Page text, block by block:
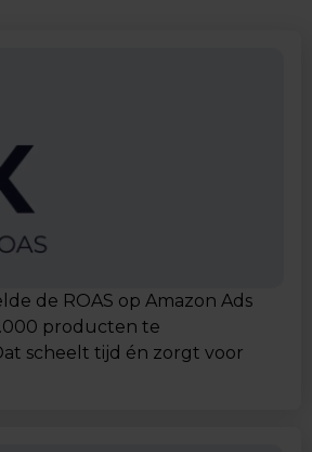
de ROAS op Amazon Ads
producten te
scheelt tijd én zorgt voor